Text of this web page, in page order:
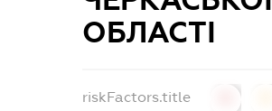
ОБЛАСТІ
riskFactors.title